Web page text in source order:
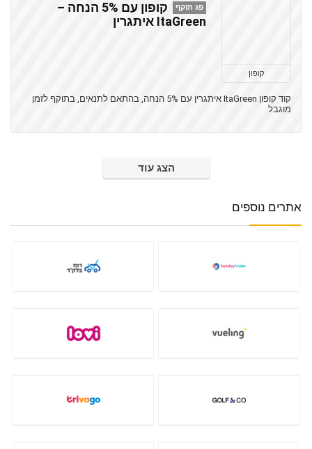
קופון
פג תוקף
קופון עם 5% הנחה –
ItaGreen איתגרין
קוד קופון ItaGreen איתגרין עם 5% הנחה, בהתאם לתנאים, בתוקף לזמן
מוגבל
הצג עוד
אתרים נוספים